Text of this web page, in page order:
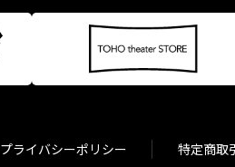
プライバシーポリシー 特定商取